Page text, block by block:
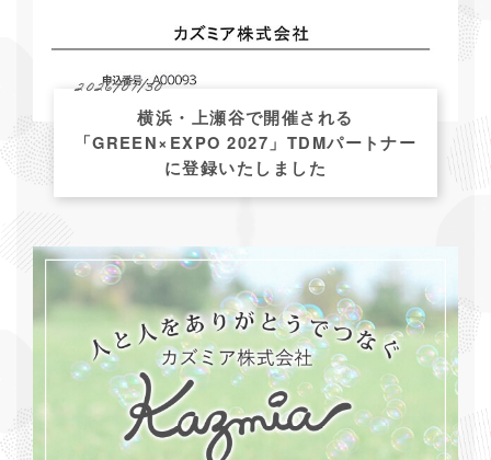
2026/07/30
横浜・上瀬谷で開催される
「GREEN×EXPO 2027」TDMパートナー
に登録いたしました